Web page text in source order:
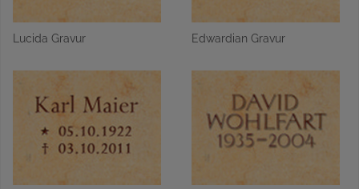
Lucida Gravur Edwardian Gravur